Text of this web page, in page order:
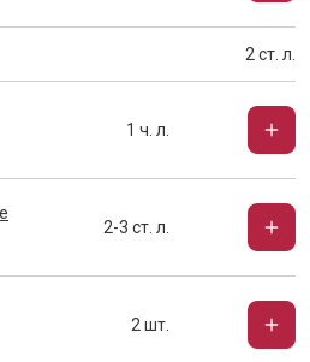
2 ст. л.
1 ч. л.
2-3 ст. л.
2 шт.